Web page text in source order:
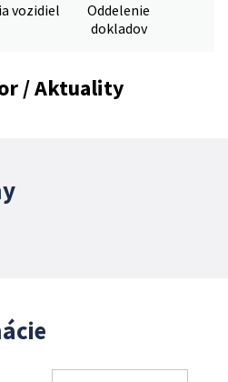
vozidiel
Oddelenie
dokladov
/ Aktuality